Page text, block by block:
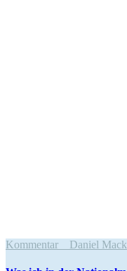
Kommentar Daniel Mack